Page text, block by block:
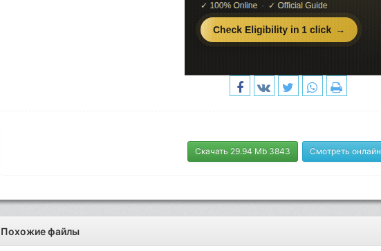
Скачать 29.94 Mb 3843 Смотреть онлайн
Похожие файлы